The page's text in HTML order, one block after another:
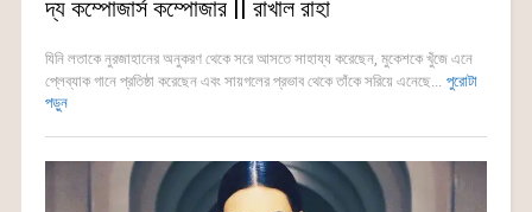
দ্য কম্পোজার্স কম্পোজার || রাখাল রাহা
যিনি লতাকে নুরজাহানের অনুকরণ থেকে সরে আসতে সাহায্য করেছেন, মুকেশকে খুঁজে এনে
প্লেব্যাক গানে প্রতিষ্ঠা করেছেন এবং সায়গলের প্রভাব থেকে তাঁকে সরিয়ে এনেছে... পুরোটা
পড়ুন